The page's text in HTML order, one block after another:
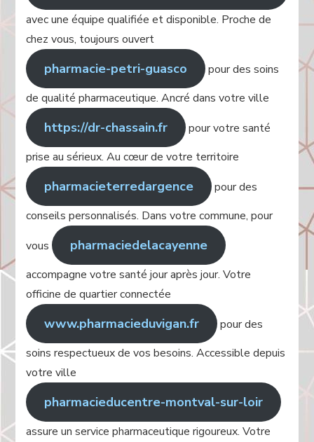
avec une équipe qualifiée et disponible. Proche de
chez vous, toujours ouvert
pharmacie-petri-guasco
pour des soins
de qualité pharmaceutique. Ancré dans votre ville
https://dr-chassain.fr
pour votre santé
prise au sérieux. Au cœur de votre territoire
pharmacieterredargence
pour des
conseils personnalisés. Dans votre commune, pour
vous
pharmaciedelacayenne
accompagne votre santé jour après jour. Votre
officine de quartier connectée
www.pharmacieduvigan.fr
pour des
soins respectueux de vos besoins. Accessible depuis
votre ville
pharmacieducentre-montval-sur-loir
assure un service pharmaceutique rigoureux. Votre